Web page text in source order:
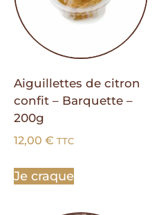
Aiguillettes de citron
confit – Barquette –
200g
12,00 € TTC
Je craque